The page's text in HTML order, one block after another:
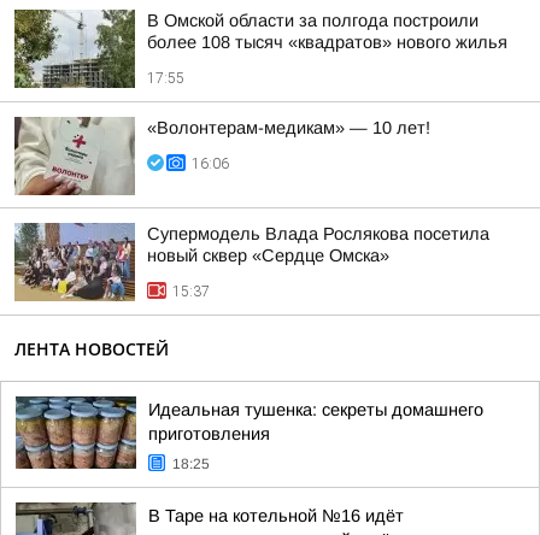
В Омской области за полгода построили
более 108 тысяч «квадратов» нового жилья
17:55
«Волонтерам-медикам» — 10 лет!
16:06
Супермодель Влада Рослякова посетила
новый сквер «Сердце Омска»
15:37
ЛЕНТА НОВОСТЕЙ
Идеальная тушенка: секреты домашнего
приготовления
18:25
В Таре на котельной №16 идёт